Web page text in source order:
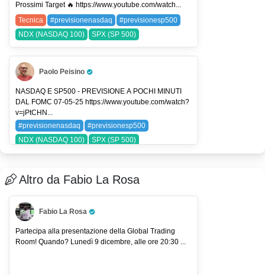
Prossimi Target 🔥 https://www.youtube.com/watch...
Tecnica
#previsionenasdaq
#previsionesp500
NDX (NASDAQ 100)
SPX (SP 500)
Paolo Peisino
Pro Trader
NASDAQ E SP500 - PREVISIONE A POCHI MINUTI
DAL FOMC 07-05-25 https://www.youtube.com/watch?
v=jPtCHN...
#previsionenasdaq
#previsionesp500
NDX (NASDAQ 100)
SPX (SP 500)
Altro da Fabio La Rosa
Fabio La Rosa
Pro Trader
Partecipa alla presentazione della Global Trading
Room! Quando? Lunedì 9 dicembre, alle ore 20:30 ...